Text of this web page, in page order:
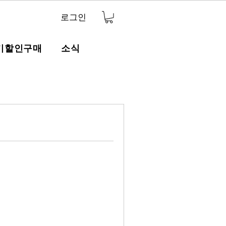
로그인
할인구매 소식